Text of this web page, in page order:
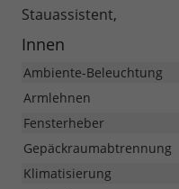
Stauassistent,
Innen
Ambiente-Beleuchtung
Armlehnen
Fensterheber
Gepäckraumabtrennung
Klimatisierung